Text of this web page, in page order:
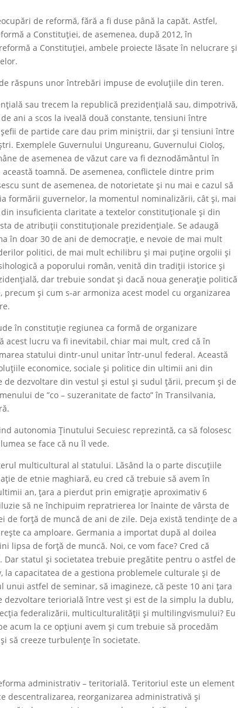
de reformă, fără a fi duse până la capăt. Astfel,
a Constituției, de asemenea, după 2012, în
a Constituției, ambele proiecte lăsate în nelucrare și
răspuns unor întrebări impuse de evoluțiile din teren.
sau trecem la republică prezidențială sau, dimpotrivă,
ani a scos la iveală două constante, tensiuni între
de partide care dau prim miniștrii, dar și tensiuni între
Exemplele Guvernului Ungureanu, Guvernului Cioloș,
de asemenea de văzut care va fi deznodământul în
toamnă. De asemenea, conflictele dintre prim
sunt de asemenea, de notorietate și nu mai e cazul să
formării guvernelor, la momentul nominalizării, cât și, mai
insuficienta claritate a textelor constituționale și din
de atribuții constituționale prezidențiale. Se adaugă
în doar 30 de ani de democrație, e nevoie de mai mult
politici, de mai mult echilibru și mai puține orgolii și
a poporului român, venită din tradiții istorice și
dar trebuie sondat și dacă noua generație politică
și cum s-ar armoniza acest model cu organizarea
în constituție regiunea ca formă de organizare
acest lucru va fi inevitabil, chiar mai mult, cred că în
statului dintr-unul unitar într-unul federal. Această
economice, sociale și politice din ultimii ani din
dezvoltare din vestul și estul și sudul țării, precum și de
de ”co – suzeranitate de facto” în Transilvania,
autonomia Ținutului Secuiesc reprezintă, ca să folosesc
se face că nu îl vede.
multicultural al statului. Lăsând la o parte discuțiile
de etnie maghiară, eu cred că trebuie să avem în
an, țara a pierdut prin emigrație aproximativ 6
să ne închipuim repratrierea lor înainte de vârsta de
forță de muncă de ani de zile. Deja există tendințe de a
ca amploare. Germania a importat după al doilea
de forță de muncă. Noi, ce vom face? Cred că
statul și societatea trebuie pregătite pentru o astfel de
capacitatea de a gestiona problemele culturale și de
astfel de seminar, să imagineze, că peste 10 ani țara
teriorială între vest și est de la simplu la dublu,
federalizării, multiculturalității și multilingvismului? Eu
acum la ce opțiuni avem și cum trebuie să procedăm
să creeze turbulențe în societate.
administrativ – teritorială. Teritoriul este un element
descentralizarea, reorganizarea administrativă și